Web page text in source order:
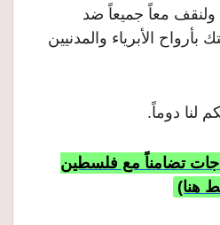
ولنقف معاً جميعاً ضد
بأرواح الأبرياء والمدنيين
لنا دوماً.
تضامناً مع فلسطين
هنا)